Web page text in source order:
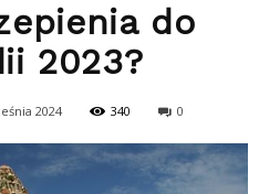
do
2023?
2024 340 0